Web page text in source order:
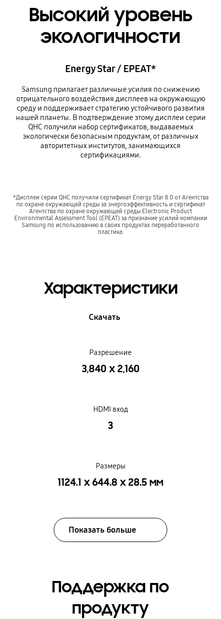
Высокий уровень
экологичности
Energy Star / EPEAT*
Samsung прилагает различные усилия по снижению
отрицательного воздействия дисплеев на окружающую
среду и поддерживает стратегию устойчивого развития
нашей планеты. В подтверждение этому дисплеи серии
QHC получили набор сертификатов, выдаваемых
экологически безопасным продуктам, от различных
авторитетных институтов, занимающихся
сертификациями.
*Дисплеи серии QHC получили сертификат Energy Star 8.0 от Агентства
по охране окружающей среды за энергоэффективность и сертификат
Агентства по охране окружающей среды Electronic Product
Environmental Assessment Tool (EPEAT) за признание усилий компании
Samsung по использованию в своих продуктах переработанного
пластика.
Характеристики
Скачать
Разрешение
3,840 x 2,160
HDMI вход
3
Размеры
1124.1 x 644.8 x 28.5 мм
Показать больше
Поддержка по
продукту